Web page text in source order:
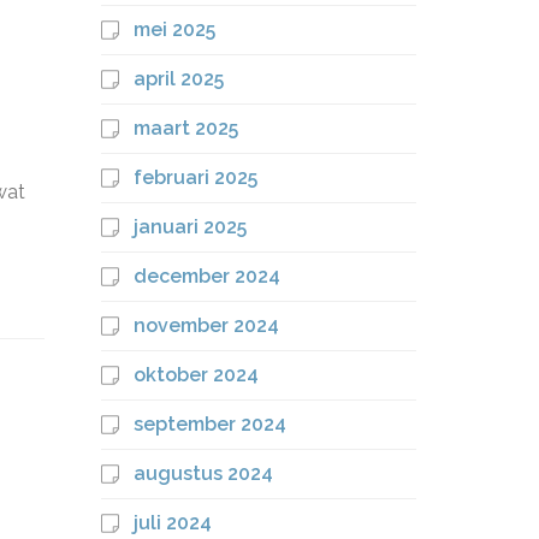
mei 2025
april 2025
maart 2025
februari 2025
januari 2025
december 2024
november 2024
oktober 2024
september 2024
augustus 2024
juli 2024